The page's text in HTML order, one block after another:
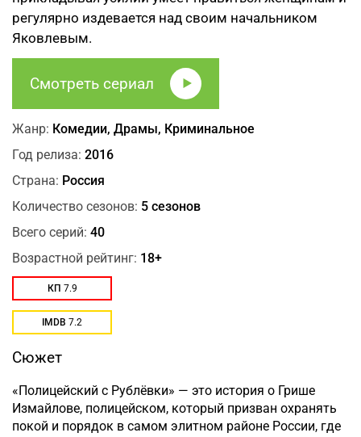
регулярно издевается над своим начальником
Яковлевым.
Смотреть сериал
Жанр: Комедии, Драмы, Криминальное
Год релиза: 2016
Страна: Россия
Количество сезонов: 5 сезонов
Всего серий: 40
Возрастной рейтинг: 18+
КП 7.9
IMDB 7.2
Сюжет
«Полицейский с Рублёвки» — это история о Грише
Измайлове, полицейском, который призван охранять
покой и порядок в самом элитном районе России, где